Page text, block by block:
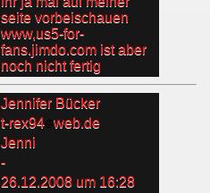
seite vorbeischauen
www,us5-for-
fans.jimdo.com ist aber
noch nicht fertig
Jennifer Bücker
t-rex94 web.de
Jenni
-
26.12.2008 um 16:28